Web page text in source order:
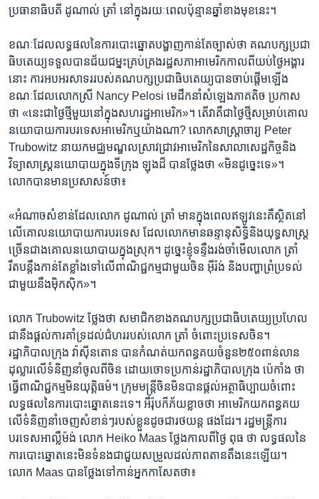
ប្រធានាធិបតី ដូណាល់ ត្រាំ នៅ​ក្នុង​រយៈពេល​ប៉ុន្មាន​ឆ្នាំ​ខាង​មុខ​នេះ។
ខណៈ​ដែល​លទ្ធផល​នៃ​ការ​បោះឆ្នោត​បង្ហាញ​កាន់​តែ​ច្បាស់​ថា ​គណបក្ស​ប្រជា
ធិបតេយ្យ​ទទួល​បាន​ជ័យជម្នះ​គ្រប់គ្រង​រដ្ឋសភា​អាមេរិក​កាល​ពី​យប់​ថ្ងៃ​អង្គារ​
នោះ ការ​អបអរ​សាទរ​របស់​គណបក្ស​ប្រជាធិបតេយ្យ​បាន​ចាប់​ផ្តើម​ឡើង
ខណៈ​ដែល​លោកស្រី Nancy Pelosi មេដឹកនាំ​សំឡេង​ភាគតិច ប្រកាស​
ថា «នេះ​ជា​ថ្ងៃ​ថ្មី​មួយ​នៅ​ក្នុង​សហរដ្ឋអាមេរិក»។ តើ​វា​គឺ​ជា​ថ្ងៃ​ថ្មី​សម្រាប់​គោល
នយោបាយ​ការបរទេស​អាមេរិក​ឬ​យ៉ាង​ណា? លោក​សាស្ត្រាចារ្យ Peter
Trubowitz នាយក​មជ្ឈមណ្ឌល​ស្រាវជ្រាវ​អាមេរិក​នៃ​សាលា​សេដ្ឋកិច្ច​និង​
វិទ្យាសាស្ត្រ​នយោបាយ​ក្នុង​ទីក្រុង ឡុងដ៏ បាន​ថ្លែង​ថា «មិន​ដូច្នេះទេ‍»។
លោក​បាន​មាន​ប្រសាសន៍​ថា៖​
«អំណាច​សំខាន់​ដែល​លោក ដូណាល់ ​ត្រាំ មាន​ក្នុង​ពេល​ឥឡូវ​នេះ​គឺ​ស្ថិត​នៅ​
លើ​គោលនយោបាយ​ការបរទេស ដែល​លោក​មាន​ឆន្ទានុសិទ្ធិ​និង​យុទ្ធសាស្ត្រ​
ច្រើន​ជាង​គោលនយោបាយ​ក្នុង​ស្រុក។ ដូច្នេះ​ខ្ញុំ​ទន្ទឹង​រង់ចាំ​មើល​លោក ត្រាំ
រឹតបន្តឹង​កាន់​តែ​ខ្លាំង​ទៅ​លើ​ពាណិជ្ជកម្ម​ជាមួយ​ចិន អ៊ីរ៉ង់ និង​បញ្ហា​ព្រំប្រទល់​
ជាមួយ​នឹង​ម៉ិកស៊ិក»។
លោក Trubowitz ថ្លែង​ថា សមាជិក​ខាង​គណបក្ស​ប្រជាធិបតេយ្យ​ប្រហែល​
ជា​នឹង​ផ្តល់​ការ​គាំទ្រ​ដល់​ជំហរ​របស់​លោក ត្រាំ ចំពោះ​ប្រទេស​ចិន។
រដ្ឋាភិបាល​ក្រុង វ៉ាស៊ីនតោន​ បាន​កំណត់​យក​ពន្ធគយ​ចំនួន​២៥០​ពាន់​លាន​
ដុល្លារ​លើ​ទំនិញ​នាំ​ចូល​ពី​ចិន ដោយ​ចោទប្រកាន់​រដ្ឋាភិបាល​ក្រុង ប៉េកាំង​ ថា
ធ្វើ​ពាណិជ្ជកម្ម​មិន​យុត្តិធម៌។ ក្រុម​មន្ត្រី​ចិន​មិន​បាន​ផ្តល់​អត្ថាធិប្បាយ​ចំពោះ​
លទ្ធផល​នៃ​ការ​បោះឆ្នោត​នេះ​ទេ។ អឺរ៉ុប​ក៏​ភ័យ​ខ្លាច​ថា អាមេរិក​យក​ពន្ធ​គយ​
លើ​ទំនិញ​នាំ​ចេញ​សំខាន់ៗ​របស់​ខ្លួន​ដូចជា​រថយន្ត ផង​ដែរ។ រដ្ឋមន្ត្រី​ការ
បរទេស​អាល្លឺម៉ង់ លោក Heiko Maas ថ្លែង​កាល​ពី​ថ្ងៃ ​ពុធ​ ថា លទ្ធផល​នៃ​
ការ​បោះឆ្នោត​នេះ​មិន​ទំនង​ជា​ជួយ​សម្រួល​ដល់​ភាព​តានតឹង​នេះ​ឡើយ។
លោក Maas បាន​ថ្លែង​ទៅ​កាន់​អ្នក​កាសែត​ថា៖